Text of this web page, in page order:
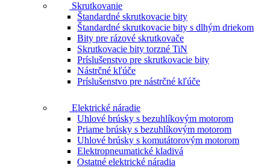
Skrutkovanie
Štandardné skrutkovacie bity
Štandardné skrutkovacie bity s dlhým driekom
Bity pre rázové skrutkovače
Skrutkovacie bity torzné TiN
Príslušenstvo pre skrutkovacie bity
Nástrčné kľúče
Príslušenstvo pre nástrčné kľúče
Elektrické náradie
Uhlové brúsky s bezuhlíkovým motorom
Priame brúsky s bezuhlíkovým motorom
Uhlové brúsky s komutátorovým motorom
Elektropneumatické kladivá
Ostatné elektrické náradia